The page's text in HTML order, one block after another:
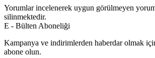
Yorumlar incelenerek uygun görülmeyen
silinmektedir.
E - Bülten Aboneliği
Kampanya ve indirimlerden haberdar olmak
abone olun.